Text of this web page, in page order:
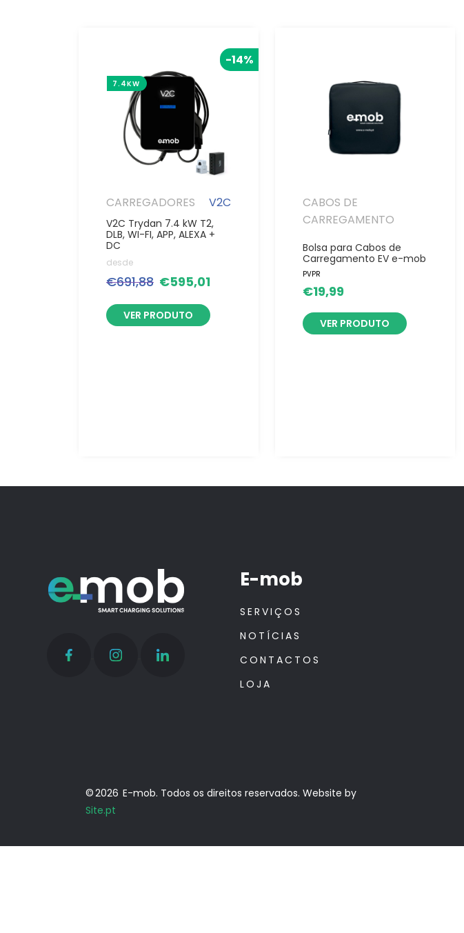
CARREGADORES V2C
V2C Trydan 7.4 kW T2,
DLB, WI-FI, APP, ALEXA +
DC
desde
€691,88 €595,01
-14%
VER PRODUTO
7.4KW
CABOS DE
CARREGAMENTO
Bolsa para Cabos de
Carregamento EV e-mob
PVPR
€19,99
VER PRODUTO
E-mob
SERVIÇOS
NOTÍCIAS
CONTACTOS
LOJA
© 2026 E-mob. Todos os direitos reservados. Website by
Site.pt